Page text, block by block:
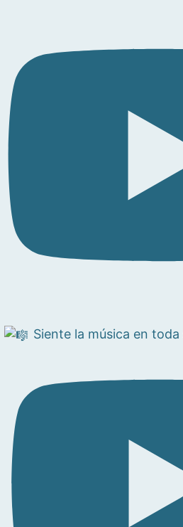
Siente la música en